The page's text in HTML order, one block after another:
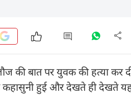
की बात पर युवक की हत्या कर
कहासुनी हुई और देखते ही देखते